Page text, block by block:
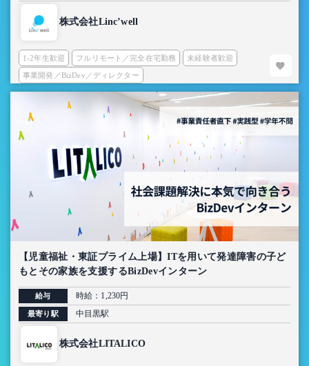
株式会社Linc’well
1-2年生歓迎 フルリモート／完全在宅勤務 未経験者歓迎
事業開発／BizDev／ディレクター
【児童福祉・東証プライム上場】ITを用いて発達障害の子ど
もとその家族を支援するBizDevインターン
給与 時給：1,230円
最寄り駅 中目黒駅
株式会社LITALICO